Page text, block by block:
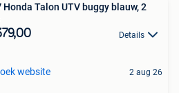
Honda Talon UTV buggy blauw, 2
Details
website 2 aug 26